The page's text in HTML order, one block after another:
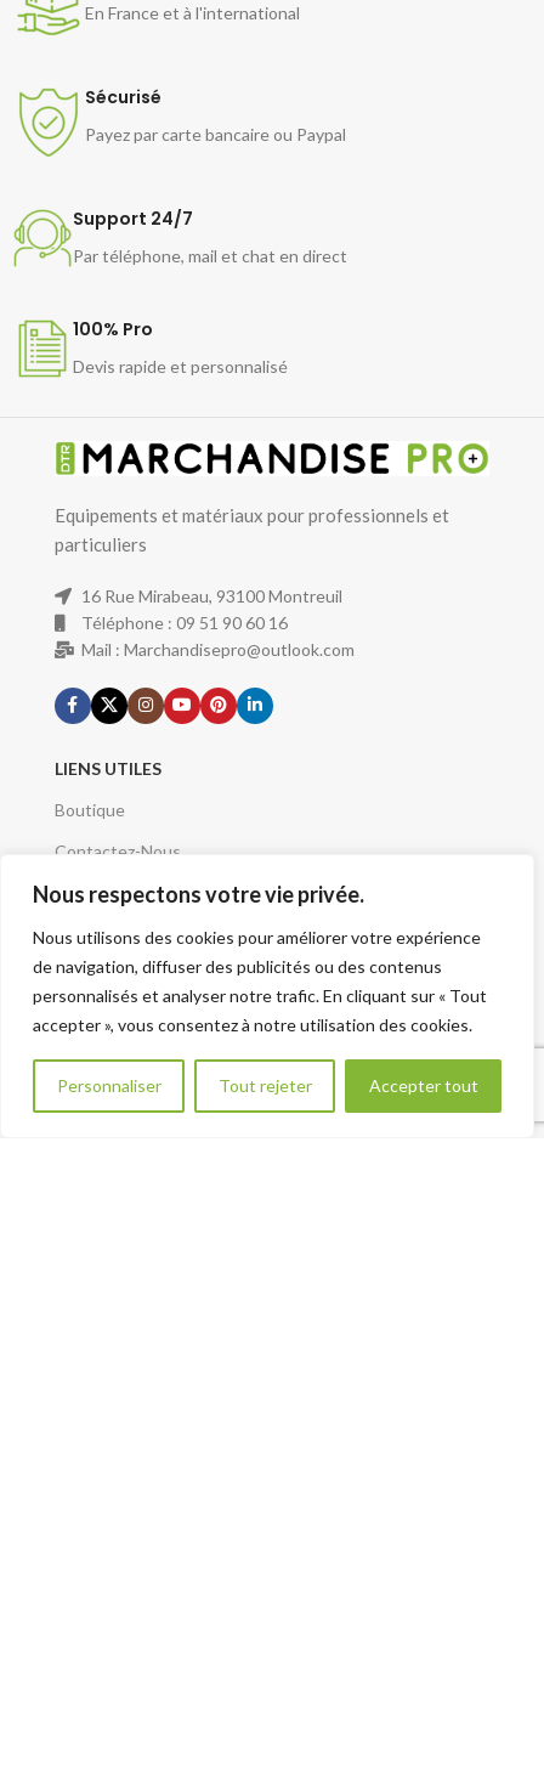
Nous respectons votre vie privée.
Nous utilisons des cookies pour améliorer votre expérience
de navigation, diffuser des publicités ou des contenus
personnalisés et analyser notre trafic. En cliquant sur « Tout
accepter », vous consentez à notre utilisation des cookies.
Personnaliser Tout rejeter Accepter tout
En France et à l'international
Sécurisé
Payez par carte bancaire ou Paypal
Support 24/7
Par téléphone, mail et chat en direct
100% Pro
Devis rapide et personnalisé
Equipements et matériaux pour professionnels et
particuliers
16 Rue Mirabeau, 93100 Montreuil
Téléphone : 09 51 90 60 16
Mail : Marchandisepro@outlook.com
LIENS UTILES
Boutique
Contactez-Nous
Demande de devis
Mentions Légales
Conditions Générales
Qui sommes nous
A Propos
Plan du site - Sitemap
VOTRE PROJET
Besoin d aide ?